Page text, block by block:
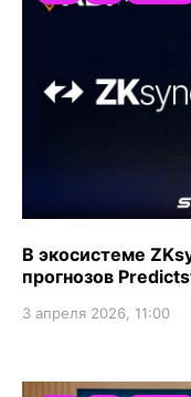
В экосистеме
прогнозов
3 апреля 2026, 11:00